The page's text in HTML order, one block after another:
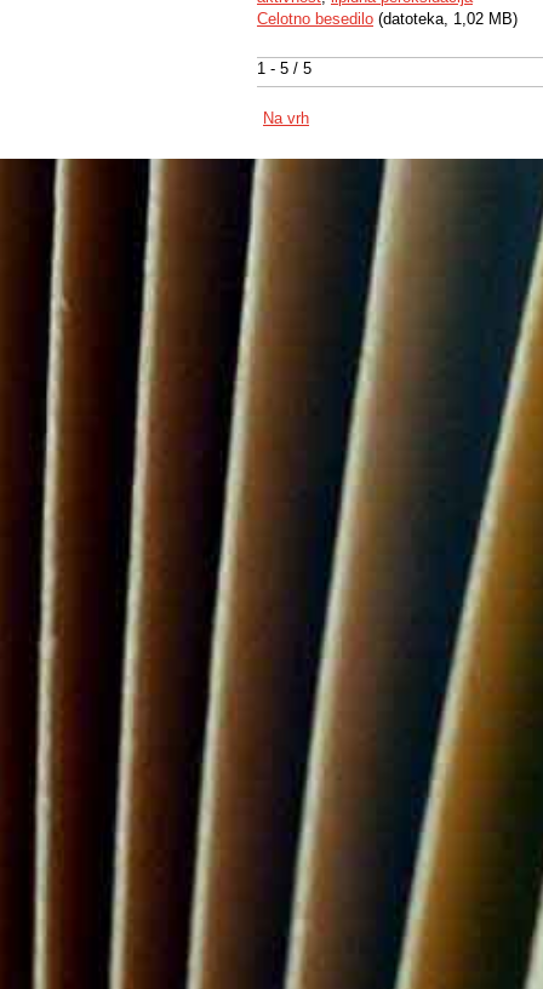
1 - 5 / 5
Celotno besedilo (datoteka, 1,02 MB)
Na vrh